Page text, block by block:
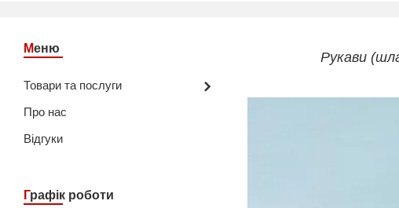
Товари та послуги
Про нас
Відгуки
Графік роботи
Рукави